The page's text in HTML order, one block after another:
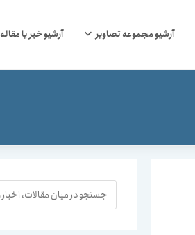
آرشیو مجموعه تصاویر آرشیو خبر یا مقاله
جستجو